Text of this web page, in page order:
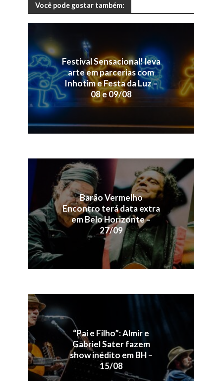
Você pode gostar também:
Festival Sensacional! leva
arte em parcerias com
Inhotim e Festa da Luz –
08 e 09/08
Barão Vermelho
Encontro terá data extra
em Belo Horizonte –
27/09
“Pai e Filho”: Almir e
Gabriel Sater fazem
show inédito em BH –
15/08